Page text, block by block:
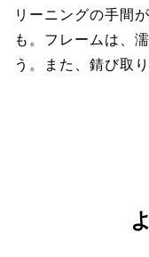
リーニングの手間
も。フレームは、
う。また、錆び取